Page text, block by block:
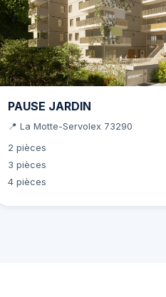
PAUSE JARDIN
📍 La Motte-Servolex 73290
2 pièces
3 pièces
4 pièces